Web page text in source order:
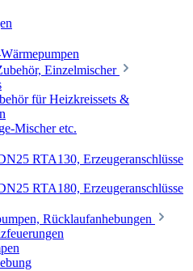
Einzelmischer
für Heizkreissets &
Mischer etc.
RTA130, Erzeugeranschlüsse
RTA180, Erzeugeranschlüsse
Rücklaufanhebungen